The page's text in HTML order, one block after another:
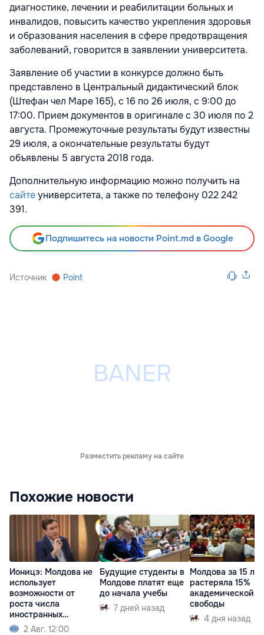
диагностике, лечении и реабилитации больных и
инвалидов, повысить качество укрепления здоровья
и образования населения в сфере предотвращения
заболеваний, говорится в заявлении университета.
Заявление об участии в конкурсе должно быть
представлено в Центральный дидактический блок
(Штефан чел Маре 165), c 16 по 26 июля, с 9:00 до
17:00. Прием документов в оригинале с 30 июля по 2
августа. Промежуточные результаты будут известны
29 июля, а окончательные результаты будут
объявлены 5 августа 2018 года.
Дополнительную информацию можно получить на
сайтеуниверситета, а также по телефону 022 242
391.
Подпишитесь на новости Point.md в Google
Источник Point
Разместить рекламу на сайте
Похожие новости
Ионицэ: Молдова не
использует
возможности от
роста числа
иностранных
студентов
2 Авг. 12:00
Будущие студенты в
Молдове платят еще
до начала учебы
7 дней назад
Молдова за 15 лет
растеряла 15%
академической
свободы
4 дня назад